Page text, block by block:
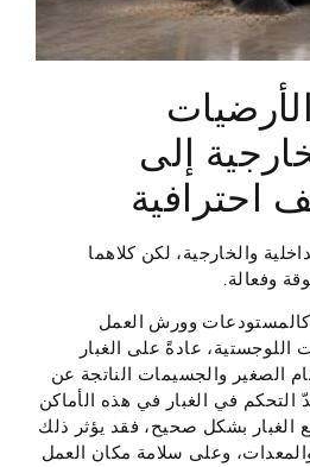
إلى
احترافية
والخارجية، لكن كلاهما
وفعالة.
كالمستودعات وورش العمل
اللوجستية، عادةً على الغبار
الصغير والجسيمات الناتجة عن
التحكم في الغبار في هذه الأماكن
الغبار بشكل صحيح، فقد يؤثر ذلك
وعلى سلامة مكان العمل